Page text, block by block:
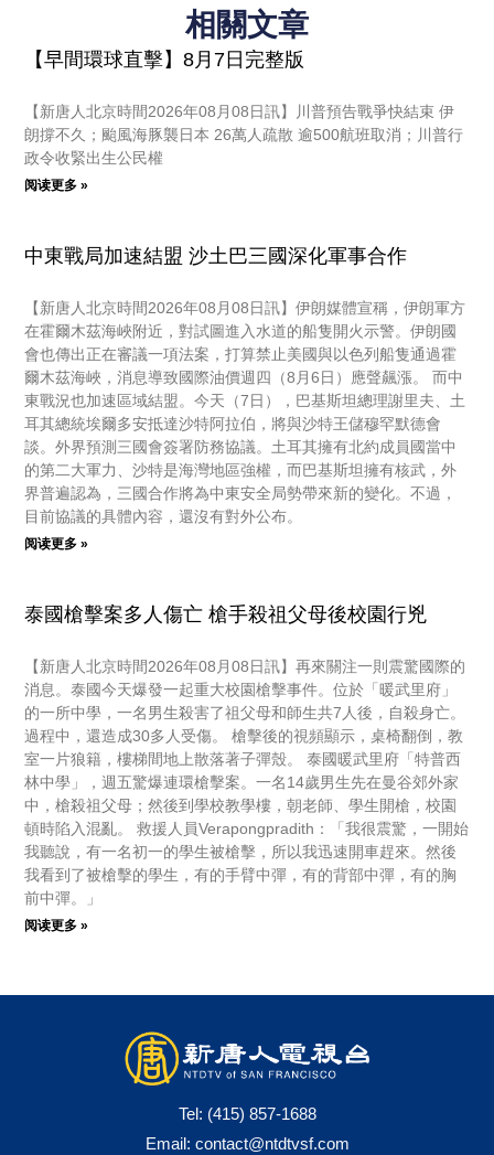
相關文章
【早間環球直擊】8月7日完整版
【新唐人北京時間2026年08月08日訊】川普預告戰爭快結束 伊
朗撐不久；颱風海豚襲日本 26萬人疏散 逾500航班取消；川普行
政令收緊出生公民權
阅读更多 »
中東戰局加速結盟 沙土巴三國深化軍事合作
【新唐人北京時間2026年08月08日訊】伊朗媒體宣稱，伊朗軍方
在霍爾木茲海峽附近，對試圖進入水道的船隻開火示警。伊朗國
會也傳出正在審議一項法案，打算禁止美國與以色列船隻通過霍
爾木茲海峽，消息導致國際油價週四（8月6日）應聲飆漲。 而中
東戰況也加速區域結盟。今天（7日），巴基斯坦總理謝里夫、土
耳其總統埃爾多安抵達沙特阿拉伯，將與沙特王儲穆罕默德會
談。外界預測三國會簽署防務協議。土耳其擁有北約成員國當中
的第二大軍力、沙特是海灣地區強權，而巴基斯坦擁有核武，外
界普遍認為，三國合作將為中東安全局勢帶來新的變化。不過，
目前協議的具體內容，還沒有對外公布。
阅读更多 »
泰國槍擊案多人傷亡 槍手殺祖父母後校園行兇
【新唐人北京時間2026年08月08日訊】再來關注一則震驚國際的
消息。泰國今天爆發一起重大校園槍擊事件。位於「暖武里府」
的一所中學，一名男生殺害了祖父母和師生共7人後，自殺身亡。
過程中，還造成30多人受傷。 槍擊後的視頻顯示，桌椅翻倒，教
室一片狼籍，樓梯間地上散落著子彈殼。 泰國暖武里府「特普西
林中學」，週五驚爆連環槍擊案。一名14歲男生先在曼谷郊外家
中，槍殺祖父母；然後到學校教學樓，朝老師、學生開槍，校園
頓時陷入混亂。 救援人員Verapongpradith：「我很震驚，一開始
我聽說，有一名初一的學生被槍擊，所以我迅速開車趕來。然後
我看到了被槍擊的學生，有的手臂中彈，有的背部中彈，有的胸
前中彈。」
阅读更多 »
Tel: (415) 857-1688
Email: contact@ntdtvsf.com